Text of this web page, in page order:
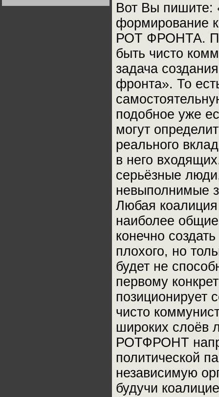
Вот Вы пишите:
формирование
РОТ ФРОНТА. По
быть чисто
задача
фронта». То
подобное уже
могут
реального
в него
серьёзные
невыполнимые
Любая коалиция
наиболее
конечно
плохого, но
будет не
первому
позиционирует
чисто
широких слоёв
РОТФРОНТ
политической
независимую
будучи